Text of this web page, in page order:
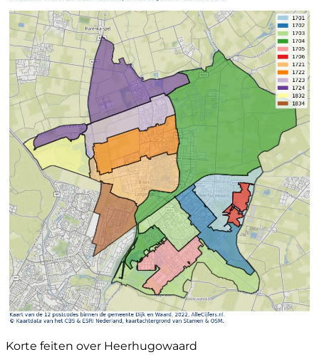
Korte feiten over Heerhugowaard